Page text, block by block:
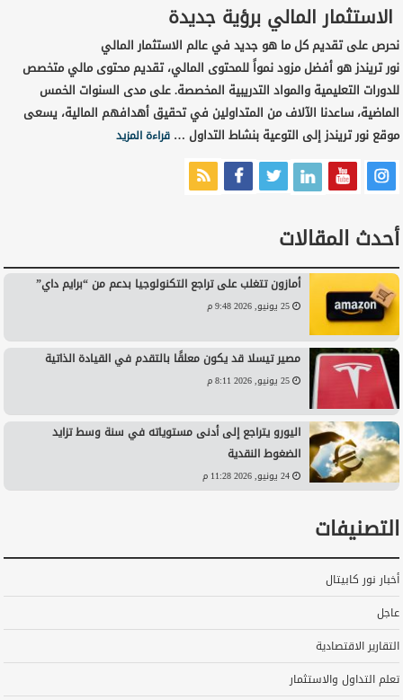
الاستثمار المالي برؤية جديدة
نحرص على تقديم كل ما هو جديد في عالم الاستثمار المالي
نور تريندز هو أفضل مزود نمواً للمحتوى المالي، تقديم محتوى مالي متخصص
للدورات التعليمية والمواد التدريبية المخصصة. على مدى السنوات الخمس
الماضية، ساعدنا الآلاف من المتداولين في تحقيق أهدافهم المالية، يسعى
موقع نور تريندز إلى التوعية بنشاط التداول …قراءة المزيد
أحدث المقالات
أمازون تتغلب على تراجع التكنولوجيا بدعم من “برايم داي”
25 يونيو, 2026 9:48 م
مصير تيسلا قد يكون معلقًا بالتقدم في القيادة الذاتية
25 يونيو, 2026 8:11 م
اليورو يتراجع إلى أدنى مستوياته في سنة وسط تزايد
الضغوط النقدية
24 يونيو, 2026 11:28 م
التصنيفات
أخبار نور كابيتال
عاجل
التقارير الاقتصادية
تعلم التداول والاستثمار